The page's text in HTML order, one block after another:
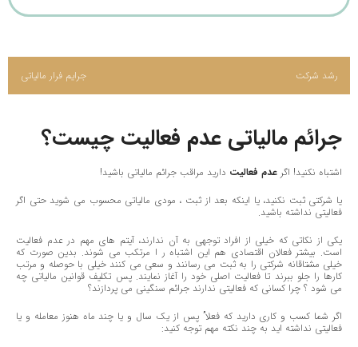
رشد شرکت جرایم فرار مالیاتی
جرائم مالیاتی عدم فعالیت چیست؟
اشتباه نکنید! اگر عدم فعالیت دارید مراقب جرائم مالیاتی باشید!
یا شرکتی ثبت نکنید، یا اینکه بعد از ثبت ، مودی مالیاتی محسوب می شوید حتی اگر
فعالیتی نداشته باشید.
یکی از نکاتی که خیلی از افراد توجهی به آن ندارند، آیتم های مهم در عدم فعالیت
است. بیشتر فعالان اقتصادی هم این اشتباه ر ا مرتکب می شوند. بدین صورت که
خیلی مشتاقانه شرکتی را به ثبت می رسانند و سعی می کنند خیلی با حوصله و مرتب
کارها را جلو ببرند تا فعالیت اصلی خود را آغاز نمایند. پس تکلیف قوانین مالیاتی چه
می شود ؟ چرا کسانی که فعالیتی ندارند جرائم سنگینی می پردازند؟
اگر شما کسب و کاری دارید که فعلا” پس از یک سال و یا چند ماه هنوز معامله و یا
فعالیتی نداشته اید به چند نکته مهم توجه کنید: